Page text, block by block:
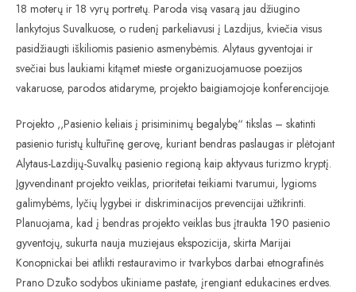
18 moterų ir 18 vyrų portretų. Paroda visą vasarą jau džiugino
lankytojus Suvalkuose, o rudenį parkeliavusi į Lazdijus, kviečia visus
pasidžiaugti iškiliomis pasienio asmenybėmis. Alytaus gyventojai ir
svečiai bus laukiami kitąmet mieste organizuojamuose poezijos
vakaruose, parodos atidaryme, projekto baigiamojoje konferencijoje.
Projekto ,,Pasienio keliais į prisiminimų begalybę“ tikslas – skatinti
pasienio turistų kultūrinę gerovę, kuriant bendras paslaugas ir plėtojant
Alytaus-Lazdijų-Suvalkų pasienio regioną kaip aktyvaus turizmo kryptį.
Įgyvendinant projekto veiklas, prioritetai teikiami tvarumui, lygioms
galimybėms, lyčių lygybei ir diskriminacijos prevencijai užtikrinti.
Planuojama, kad į bendras projekto veiklas bus įtraukta 190 pasienio
gyventojų, sukurta nauja muziejaus ekspozicija, skirta Marijai
Konopnickai bei atlikti restauravimo ir tvarkybos darbai etnografinės
Prano Dzūko sodybos ūkiniame pastate, įrengiant edukacines erdves.